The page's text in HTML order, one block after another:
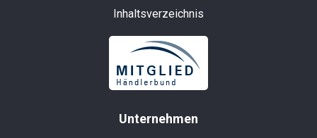
Inhaltsverzeichnis
Unternehmen